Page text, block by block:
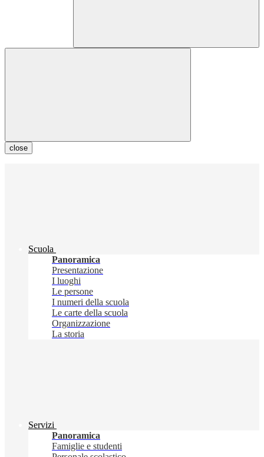
close
Scuola
Panoramica
Presentazione
I luoghi
Le persone
I numeri della scuola
Le carte della scuola
Organizzazione
La storia
Servizi
Panoramica
Famiglie e studenti